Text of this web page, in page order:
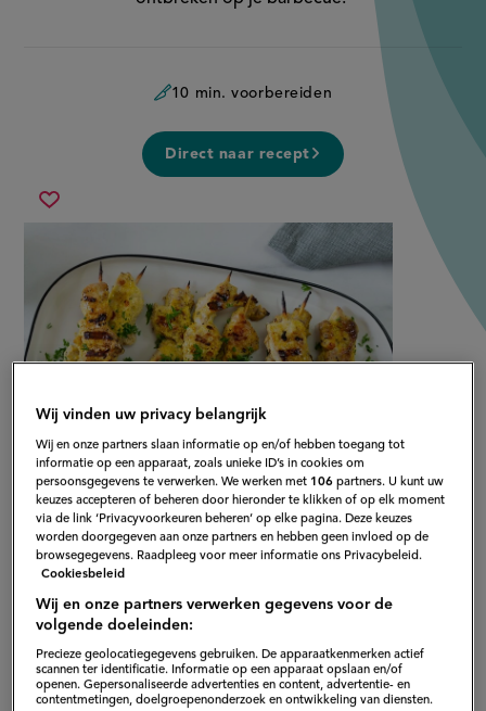
10 min. voorbereiden
Direct naar recept
Sla
kip
Gepubliceerd op:
Bewerkt op: 09-12-2022
Wij vinden uw privacy belangrijk
Wij en onze partners slaan informatie op en/of hebben toegang tot
informatie op een apparaat, zoals unieke ID’s in cookies om
persoonsgegevens te verwerken. We werken met 106 partners. U kunt uw
keuzes accepteren of beheren door hieronder te klikken of op elk moment
via de link ‘Privacyvoorkeuren beheren’ op elke pagina. Deze keuzes
worden doorgegeven aan onze partners en hebben geen invloed op de
browsegegevens. Raadpleeg voor meer informatie ons Privacybeleid.
Cookiesbeleid
Wij en onze partners verwerken gegevens voor de
volgende doeleinden:
Precieze geolocatiegegevens gebruiken. De apparaatkenmerken actief
scannen ter identificatie. Informatie op een apparaat opslaan en/of
openen. Gepersonaliseerde advertenties en content, advertentie- en
contentmetingen, doelgroepenonderzoek en ontwikkeling van diensten.